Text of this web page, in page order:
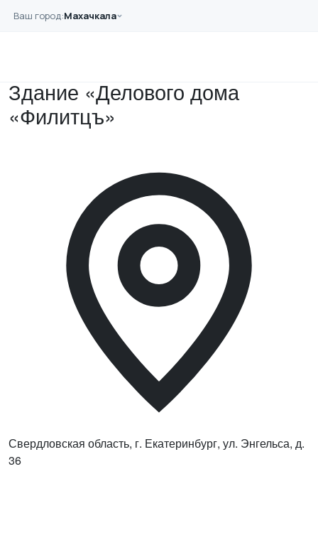
Ваш город:Махачкала
Главная
Здание «Делового дома
«Филитцъ»
Свердловская область, г. Екатеринбург, ул. Энгельса, д.
36